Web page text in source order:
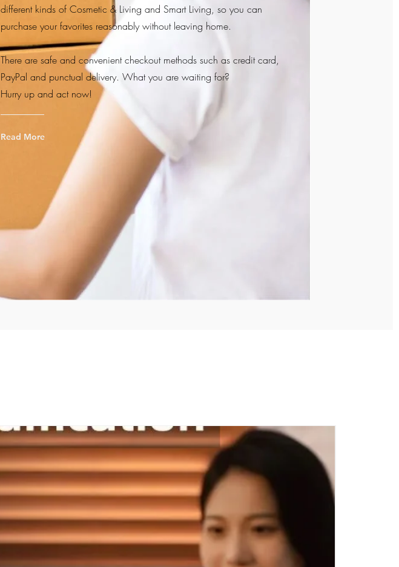
different kinds of Cosmetic & Living and Smart Living, so you can
purchase your favorites reasonably without leaving home.
There are safe and convenient checkout methods such as credit card,
PayPal and punctual delivery. What you are waiting for?
Hurry up and act now!
Read More